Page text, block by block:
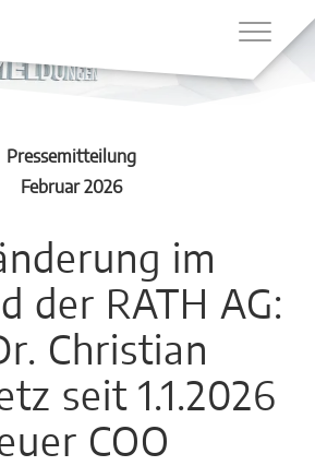
Pressemitteilung
Februar 2026
im
der RATH AG:
Christian
seit 1.1.2026
COO